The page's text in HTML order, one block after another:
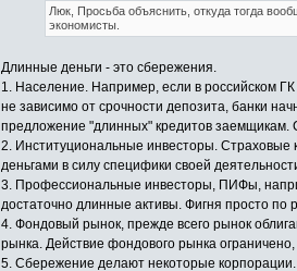
Люк, Просьба объяснить, откуда тогда
экономисты.
Длинные деньги - это сбережения.
1. Население. Например, если в российском
не зависимо от срочности депозита, банки
предложение "длинных" кредитов
2. Институциональные инвесторы.
деньгами в силу специфики своей
3. Профессиональные инвесторы, ПИФы,
достаточно длинные активы. Фигня просто по
4. Фондовый рынок, прежде всего рынок
рынка. Действие фондового рынка
5. Сбережение делают некоторые